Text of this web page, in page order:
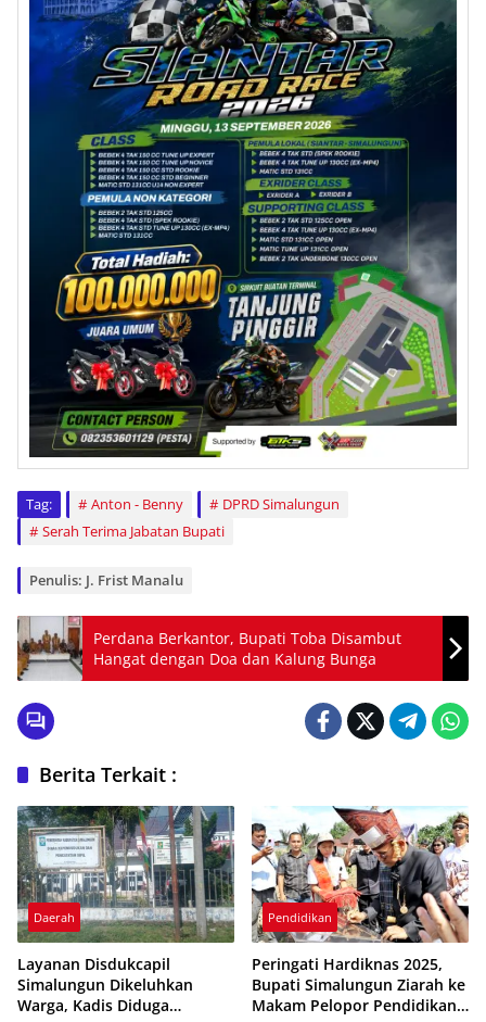
Tag: Anton - Benny
DPRD Simalungun
Serah Terima Jabatan Bupati
Penulis: J. Frist Manalu
Perdana Berkantor, Bupati Toba Disambut
Hangat dengan Doa dan Kalung Bunga
Berita Terkait :
Daerah
Layanan Disdukcapil
Simalungun Dikeluhkan
Warga, Kadis Diduga
Pendidikan
Peringati Hardiknas 2025,
Bupati Simalungun Ziarah ke
Makam Pelopor Pendidikan
Daerah Daerah